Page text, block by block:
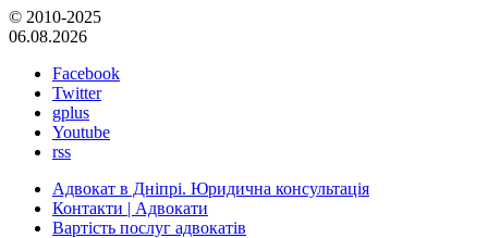
© 2010-2025
06.08.2026
Facebook
Twitter
gplus
Youtube
rss
Адвокат в Дніпрі. Юридична консультація
Контакти | Адвокати
Вартість послуг адвокатів